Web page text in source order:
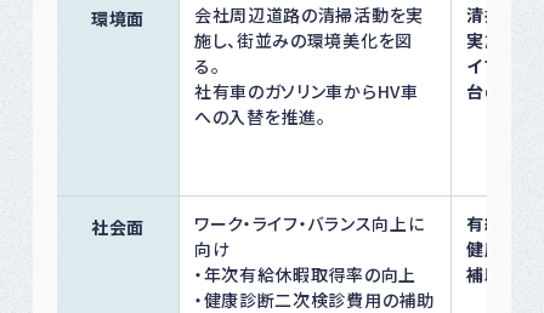
環境面
会社周辺道路の清掃活動を実
施し、街並みの環境美化を図
る。
社有車のガソリン車からHV車
への入替を推進。
清掃活動
実施 ガソ
イブリッ
台の更新
社会面
ワーク・ライフ・バランス向上に
向け
・年次有給休暇取得率の向上
・健康診断二次検診費用の補助
有給取得
健康診断
補助率